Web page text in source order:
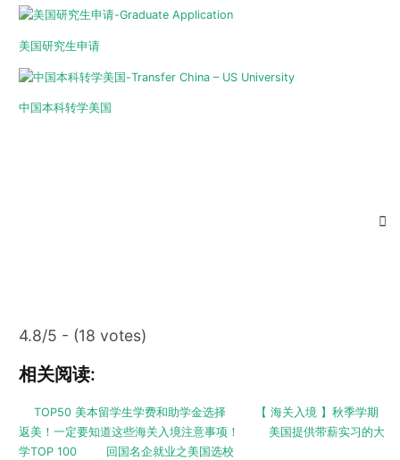
美国研究生申请
中国本科转学美国
4.8/5 - (18 votes)
相关阅读:
TOP50 美本留学生学费和助学金选择
【 海关入境 】秋季学期
返美！一定要知道这些海关入境注意事项！
美国提供带薪实习的大
学TOP 100
回国名企就业之美国选校